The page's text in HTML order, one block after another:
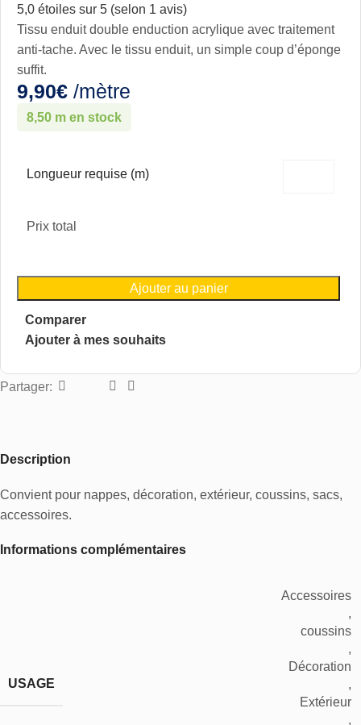
5,0 étoiles sur 5 (selon 1 avis)
Tissu enduit double enduction acrylique avec traitement
anti-tache. Avec le tissu enduit, un simple coup d’éponge
suffit.
9,90€ /mètre
8,50 m en stock
Longueur requise (m)
Prix total
Ajouter au panier
Comparer
Ajouter à mes souhaits
Partager:
Description
Convient pour nappes, décoration, extérieur, coussins, sacs,
accessoires.
Informations complémentaires
USAGE
Accessoires
,
coussins
,
Décoration
,
Extérieur
,